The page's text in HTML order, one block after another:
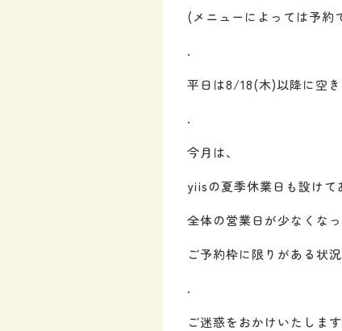
(メニューによっては予約
.
平日は8/18(木)以降に空き
.
今月は、
yiisの夏季休業日も設けて
全体の営業日が少なくなっ
ご予約枠に限りがある状
.
ご迷惑をおかけいたします